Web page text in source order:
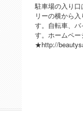
駐車場の入り
リーの横から
す。自転車、バ
す。ホームペー
★http://